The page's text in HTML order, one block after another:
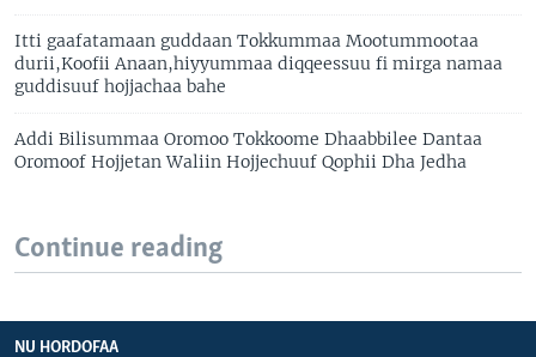
Itti gaafatamaan guddaan Tokkummaa Mootummootaa
durii,Koofii Anaan,hiyyummaa diqqeessuu fi mirga namaa
guddisuuf hojjachaa bahe
Addi Bilisummaa Oromoo Tokkoome Dhaabbilee Dantaa
Oromoof Hojjetan Waliin Hojjechuuf Qophii Dha Jedha
Continue reading
NU HORDOFAA